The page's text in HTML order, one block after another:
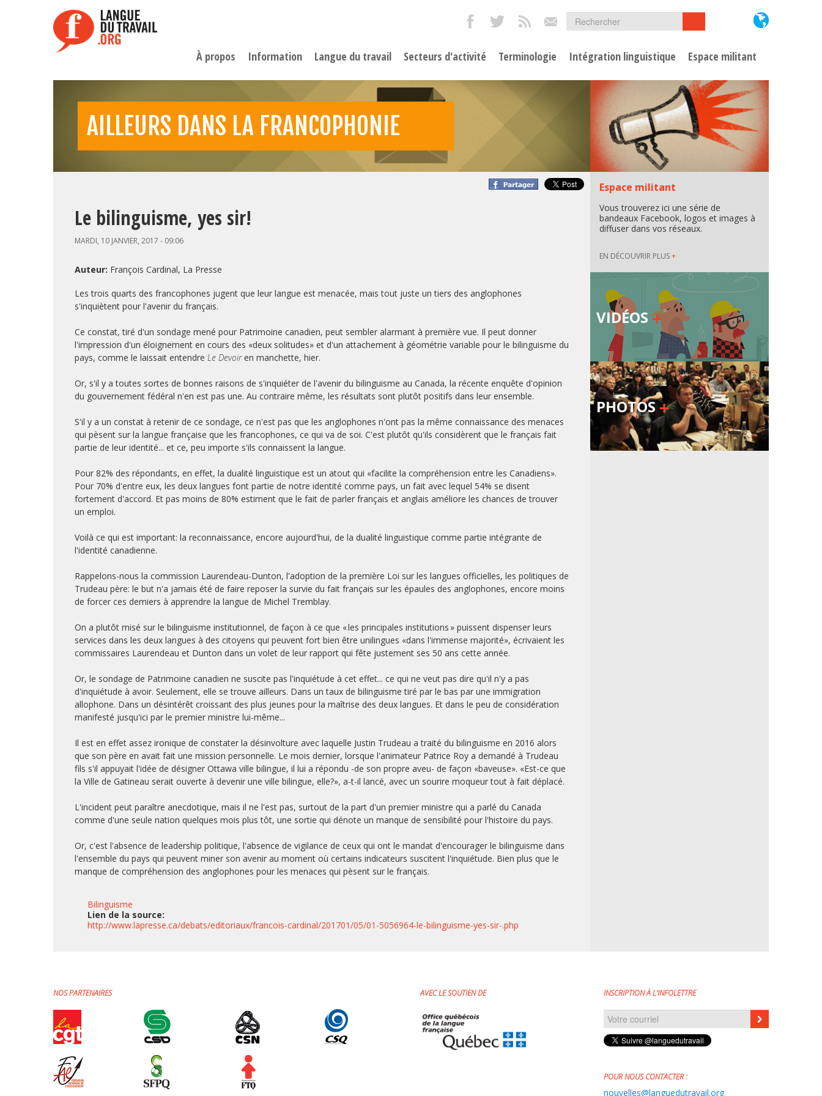
Formulaire
de
recherche
Rechercher
À propos Information Langue du travail Secteurs d'activité Terminologie Intégration linguistique Espace militant
AILLEURS DANS LA FRANCOPHONIE
Le bilinguisme, yes sir!
MARDI, 10 JANVIER, 2017 - 09:06
Auteur: François Cardinal, La Presse
Les trois quarts des francophones jugent que leur langue est menacée, mais tout juste un tiers des anglophones
s'inquiètent pour l'avenir du français.
Ce constat, tiré d'un sondage mené pour Patrimoine canadien, peut sembler alarmant à première vue. Il peut donner
l'impression d'un éloignement en cours des «deux solitudes» et d'un attachement à géométrie variable pour le bilinguisme du
pays, comme le laissait entendre Le Devoiren manchette, hier.
Or, s'il y a toutes sortes de bonnes raisons de s'inquiéter de l'avenir du bilinguisme au Canada, la récente enquête d'opinion
du gouvernement fédéral n'en est pas une. Au contraire même, les résultats sont plutôt positifs dans leur ensemble.
S'il y a un constat à retenir de ce sondage, ce n'est pas que les anglophones n'ont pas la même connaissance des menaces
qui pèsent sur la langue française que les francophones, ce qui va de soi. C'est plutôt qu'ils considèrent que le français fait
partie de leur identité... et ce, peu importe s'ils connaissent la langue.
Pour 82% des répondants, en effet, la dualité linguistique est un atout qui «facilite la compréhension entre les Canadiens».
Pour 70% d'entre eux, les deux langues font partie de notre identité comme pays, un fait avec lequel 54% se disent
fortement d'accord. Et pas moins de 80% estiment que le fait de parler français et anglais améliore les chances de trouver
un emploi.
Voilà ce qui est important: la reconnaissance, encore aujourd'hui, de la dualité linguistique comme partie intégrante de
l'identité canadienne.
Rappelons-nous la commission Laurendeau-Dunton, l'adoption de la première Loi sur les langues officielles, les politiques de
Trudeau père: le but n'a jamais été de faire reposer la survie du fait français sur les épaules des anglophones, encore moins
de forcer ces derniers à apprendre la langue de Michel Tremblay.
On a plutôt misé sur le bilinguisme institutionnel, de façon à ce que « les principales institutions » puissent dispenser leurs
services dans les deux langues à des citoyens qui peuvent fort bien être unilingues «dans l'immense majorité», écrivaient les
commissaires Laurendeau et Dunton dans un volet de leur rapport qui fête justement ses 50 ans cette année.
Or, le sondage de Patrimoine canadien ne suscite pas l'inquiétude à cet effet... ce qui ne veut pas dire qu'il n'y a pas
d'inquiétude à avoir. Seulement, elle se trouve ailleurs. Dans un taux de bilinguisme tiré par le bas par une immigration
allophone. Dans un désintérêt croissant des plus jeunes pour la maîtrise des deux langues. Et dans le peu de considération
manifesté jusqu'ici par le premier ministre lui-même...
Il est en effet assez ironique de constater la désinvolture avec laquelle Justin Trudeau a traité du bilinguisme en 2016 alors
que son père en avait fait une mission personnelle. Le mois dernier, lorsque l'animateur Patrice Roy a demandé à Trudeau
fils s'il appuyait l'idée de désigner Ottawa ville bilingue, il lui a répondu -de son propre aveu- de façon «baveuse». «Est-ce que
la Ville de Gatineau serait ouverte à devenir une ville bilingue, elle?», a-t-il lancé, avec un sourire moqueur tout à fait déplacé.
L'incident peut paraître anecdotique, mais il ne l'est pas, surtout de la part d'un premier ministre qui a parlé du Canada
comme d'une seule nation quelques mois plus tôt, une sortie qui dénote un manque de sensibilité pour l'histoire du pays.
Or, c'est l'absence de leadership politique, l'absence de vigilance de ceux qui ont le mandat d'encourager le bilinguisme dans
l'ensemble du pays qui peuvent miner son avenir au moment où certains indicateurs suscitent l'inquiétude. Bien plus que le
manque de compréhension des anglophones pour les menaces qui pèsent sur le français.
Bilinguisme
Lien de la source:
http://www.lapresse.ca/debats/editoriaux/francois-cardinal/201701/05/01-5056964-le-bilinguisme-yes-sir-.php
Espace militant
Vous trouverez ici une série de
bandeaux Facebook, logos et images à
diffuser dans vos réseaux.
EN DÉCOUVRIR PLUS+
VIDÉOS
PHOTOS
NOS PARTENAIRES AVEC LE SOUTIEN DE INSCRIPTION À L'INFOLETTRE
Courriel
*
POUR NOUS CONTACTER :
nouvelles@languedutravail.org